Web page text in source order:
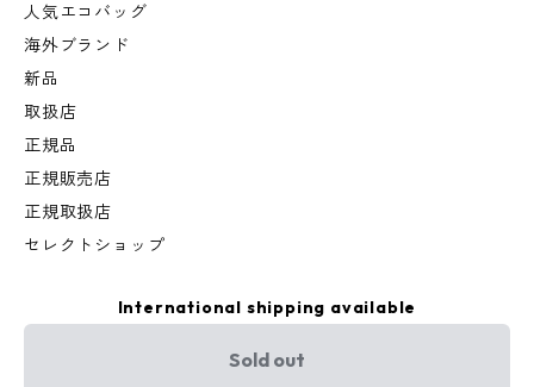
人気エコバッグ
海外ブランド
新品
取扱店
正規品
正規販売店
正規取扱店
セレクトショップ
International shipping available
Sold out